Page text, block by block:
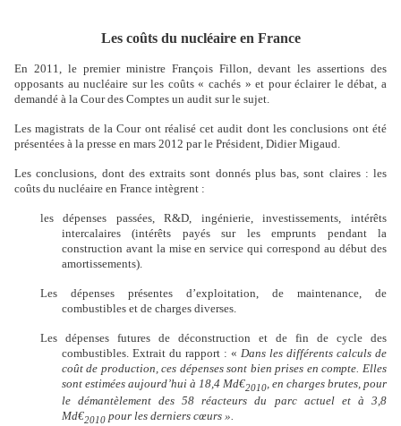
Les coûts du nucléaire en France
En 2011, le premier ministre François Fillon, devant les assertions des
opposants au nucléaire sur les coûts « cachés » et pour éclairer le débat, a
demandé à la Cour des Comptes un audit sur le sujet.
Les magistrats de la Cour ont réalisé cet audit dont les conclusions ont été
présentées à la presse en mars 2012 par le Président, Didier Migaud.
Les conclusions, dont des extraits sont donnés plus bas, sont claires : les
coûts du nucléaire en France intègrent :
les dépenses passées, R&D, ingénierie, investissements, intérêts
intercalaires (intérêts payés sur les emprunts pendant la
construction avant la mise en service qui correspond au début des
amortissements).
Les dépenses présentes d’exploitation, de maintenance, de
combustibles et de charges diverses.
Les dépenses futures de déconstruction et de fin de cycle des
combustibles. Extrait du rapport : « Dans les différents calculs de
coût de production, ces dépenses sont bien prises en compte. Elles
sont estimées aujourd’hui à 18,4 Md€2010, en charges brutes, pour
le démantèlement des 58 réacteurs du parc actuel et à 3,8
Md€2010pour les derniers cœurs ».